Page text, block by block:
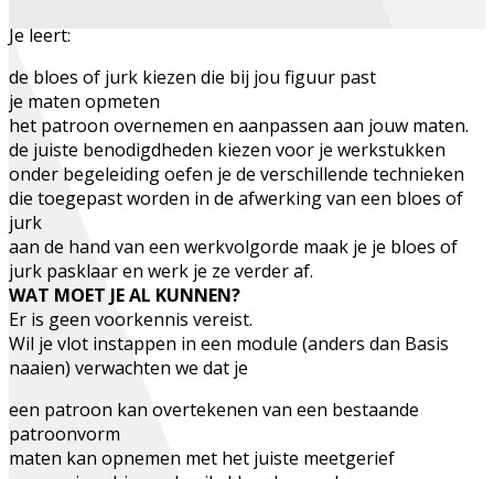
Je leert:
de bloes of jurk kiezen die bij jou figuur past
je maten opmeten
het patroon overnemen en aanpassen aan jouw maten.
de juiste benodigdheden kiezen voor je werkstukken
onder begeleiding oefen je de verschillende technieken
die toegepast worden in de afwerking van een bloes of
jurk
aan de hand van een werkvolgorde maak je je bloes of
jurk pasklaar en werk je ze verder af.
WAT MOET JE AL KUNNEN?
Er is geen voorkennis vereist.
Wil je vlot instappen in een module (anders dan Basis
naaien) verwachten we dat je
een patroon kan overtekenen van een bestaande
patroonvorm
maten kan opnemen met het juiste meetgerief